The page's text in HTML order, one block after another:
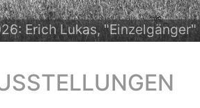
Wilfried Breckner, Haarig